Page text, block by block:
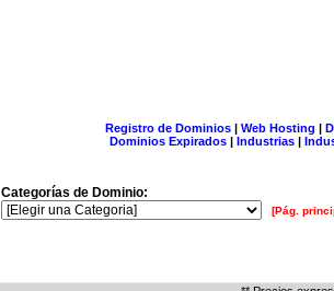
Registro de Dominios| Web Hosting |
Dominios Expirados | Industrias |
Categorías de Dominio:
[Pág.